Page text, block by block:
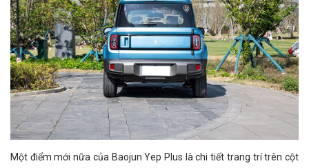
Một điểm mới nữa của Baojun Yep Plus là chi tiết trang trí trên cột